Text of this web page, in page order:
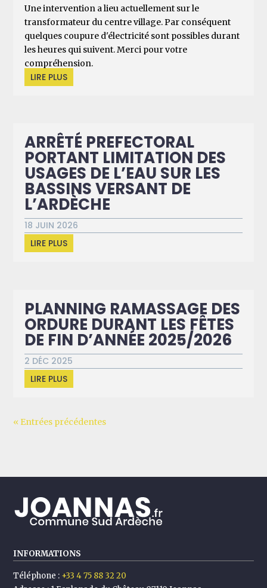
Une intervention a lieu actuellement sur le
transformateur du centre village. Par conséquent
quelques coupure d'électricité sont possibles durant
les heures qui suivent. Merci pour votre
compréhension.
LIRE PLUS
ARRÊTÉ PREFECTORAL
PORTANT LIMITATION DES
USAGES DE L’EAU SUR LES
BASSINS VERSANT DE
L’ARDÈCHE
18 JUIN 2026
LIRE PLUS
PLANNING RAMASSAGE DES
ORDURE DURANT LES FÊTES
DE FIN D’ANNÉE 2025/2026
2 DÉC 2025
LIRE PLUS
« Entrées précédentes
INFORMATIONS
Téléphone : +33 4 75 88 32 20